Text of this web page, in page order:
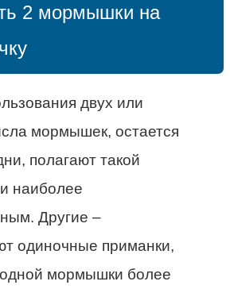
2 мормышки на
двух или
мормышек, остается
полагают такой
наиболее
Другие –
одиночные приманки,
одной мормышки более